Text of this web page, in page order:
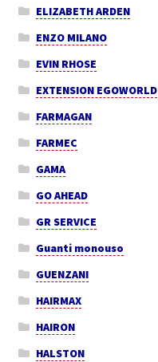
ELIZABETH ARDEN
ENZO MILANO
EVIN RHOSE
EXTENSION EGOWORLD
FARMAGAN
FARMEC
GAMA
GO AHEAD
GR SERVICE
Guanti monouso
GUENZANI
HAIRMAX
HAIRON
HALSTON